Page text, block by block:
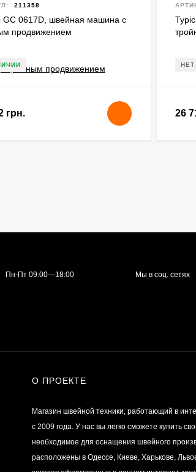
211358
GC 0617D, швейная машина с
продвижением
грн. 26
Пн-Пт 09:00—18:00 Мы в соц. сетях
О ПРОЕКТЕ
Магазин швейной техники, работающий в
с 2009 года. У нас вы легко сможете купить
необходимое для оснащения швейного
расположены в Одессе, Киеве, Харькове,